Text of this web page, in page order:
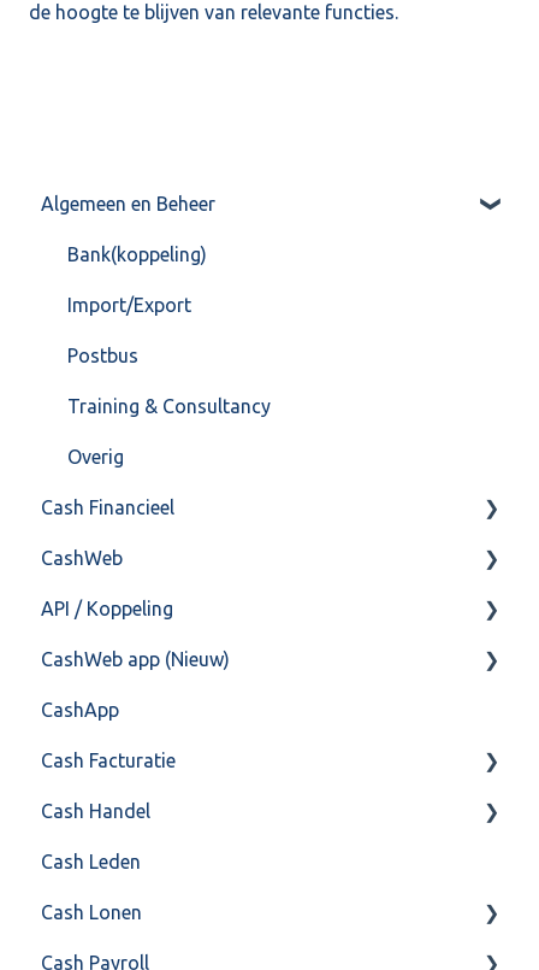
de hoogte te blijven van relevante functies.
Algemeen en Beheer
Bank(koppeling)
Import/Export
Postbus
Training & Consultancy
Overig
Cash Financieel
Boekhoud
Fiscaal
Overig
CashWeb
CashHero Layout
Mailen vanuit CASHWeb
Algemeen gebruik
API / Koppeling
Algemeen
Api 3.0 (SOAP API)
API 4.0 (REST API)
CashWeb app (Nieuw)
Veel gestelde vragen
CashApp
Cash Facturatie
Factureren
Instellingen
Algemeen
Formulierlayout
Cash Handel
Inkoop
Verkoop
Voorraad
Cash Leden
Cash Lonen
Algemeen
Cash Payroll